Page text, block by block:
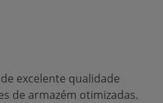
excelente qualidade
de armazém otimizadas.